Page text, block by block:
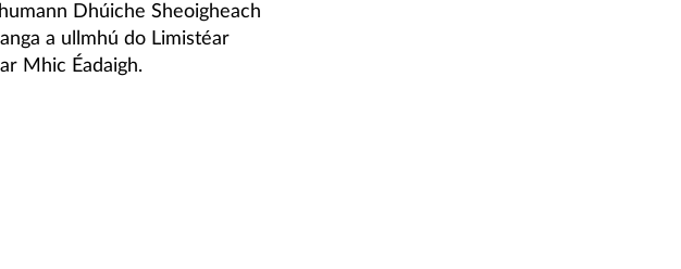
Dhúiche Sheoigheach
a ullmhú do Limistéar
Mhic Éadaigh.